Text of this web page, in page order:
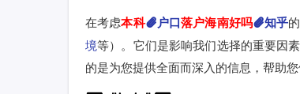
在考虑本科 户口落户海南好吗 知乎
境等）。它们是影响我们选择的重要因
的是为您提供全面而深入的信息，帮助您